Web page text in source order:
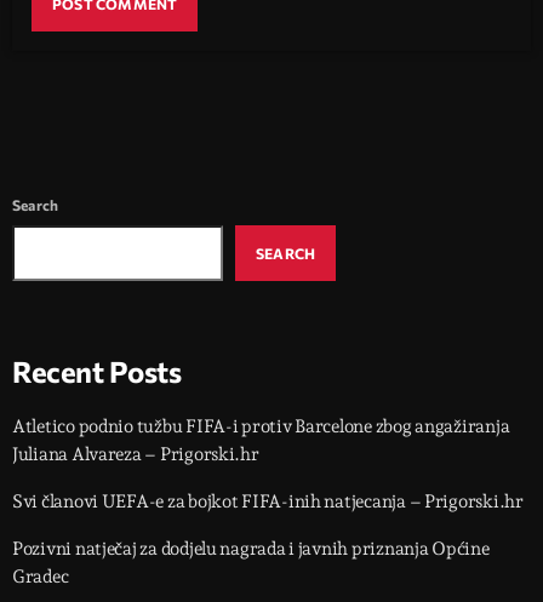
Search
SEARCH
Recent Posts
Atletico podnio tužbu FIFA-i protiv Barcelone zbog angažiranja
Juliana Alvareza – Prigorski.hr
Svi članovi UEFA-e za bojkot FIFA-inih natjecanja – Prigorski.hr
Pozivni natječaj za dodjelu nagrada i javnih priznanja Općine
Gradec